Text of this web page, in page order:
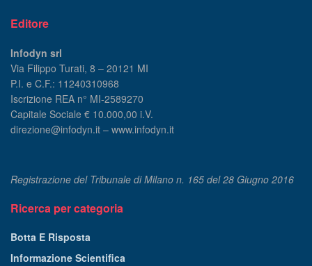
Editore
Infodyn srl
Via Filippo Turati, 8 – 20121 MI
P.I. e C.F.: 11240310968
Iscrizione REA n° MI-2589270
Capitale Sociale € 10.000,00 i.V.
direzione@infodyn.it – www.infodyn.it
Registrazione del Tribunale di Milano n. 165 del 28 Giugno 2016
Ricerca per categoria
Botta E Risposta
Informazione Scientifica